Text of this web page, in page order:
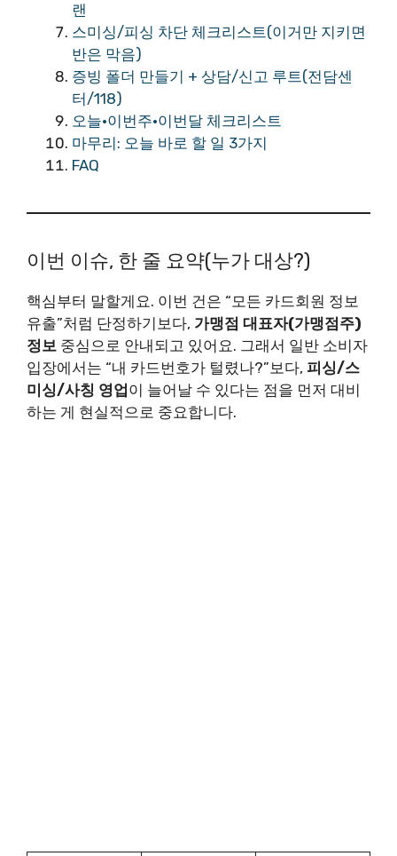
랜
스미싱/피싱 차단 체크리스트(이거만 지키면
반은 막음)
증빙 폴더 만들기 + 상담/신고 루트(전담센
터/118)
오늘·이번주·이번달 체크리스트
마무리: 오늘 바로 할 일 3가지
FAQ
이번 이슈, 한 줄 요약(누가 대상?)
핵심부터 말할게요. 이번 건은 “모든 카드회원 정보
유출”처럼 단정하기보다, 가맹점 대표자(가맹점주)
정보 중심으로 안내되고 있어요. 그래서 일반 소비자
입장에서는 “내 카드번호가 털렸나?”보다, 피싱/스
미싱/사칭 영업 이 늘어날 수 있다는 점을 먼저 대비
하는 게 현실적으로 중요합니다.